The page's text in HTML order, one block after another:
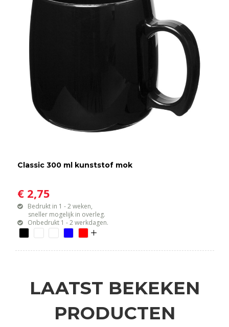
Classic 300 ml kunststof mok
€ 2,75
Bedrukt in 1 - 2 weken,
sneller mogelijk in overleg.
Onbedrukt 1 - 2 werkdagen.
LAATST BEKEKEN
PRODUCTEN